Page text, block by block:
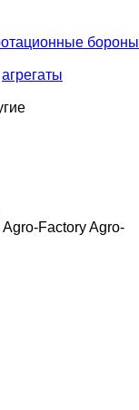
бороны
агрегаты
Agro-FactoryAgro-